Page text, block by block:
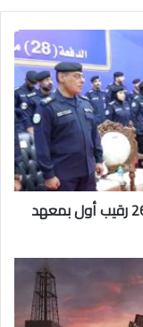
أكاديمية سعد العبدالله تحتفل بتخريج 269 رقيب أول بمعهد